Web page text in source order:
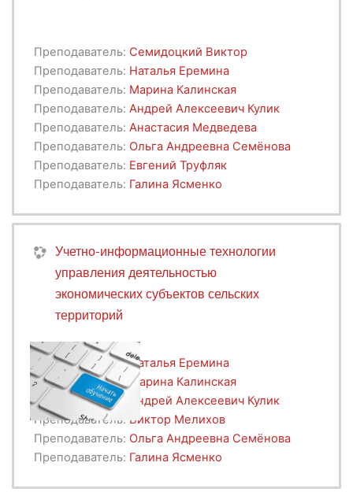
Преподаватель: Семидоцкий Виктор
Преподаватель: Наталья Еремина
Преподаватель: Марина Калинская
Преподаватель: Андрей Алексеевич Кулик
Преподаватель: Анастасия Медведева
Преподаватель: Ольга Андреевна Семёнова
Преподаватель: Евгений Труфляк
Преподаватель: Галина Ясменко
Учетно-информационные технологии
управления деятельностью
экономических субъектов сельских
территорий
Преподаватель:Наталья Еремина
Преподаватель: Марина Калинская
Преподаватель:
Андрей Алексеевич Кулик
Преподаватель: Виктор Мелихов
Преподаватель: Ольга Андреевна Семёнова
Преподаватель: Галина Ясменко